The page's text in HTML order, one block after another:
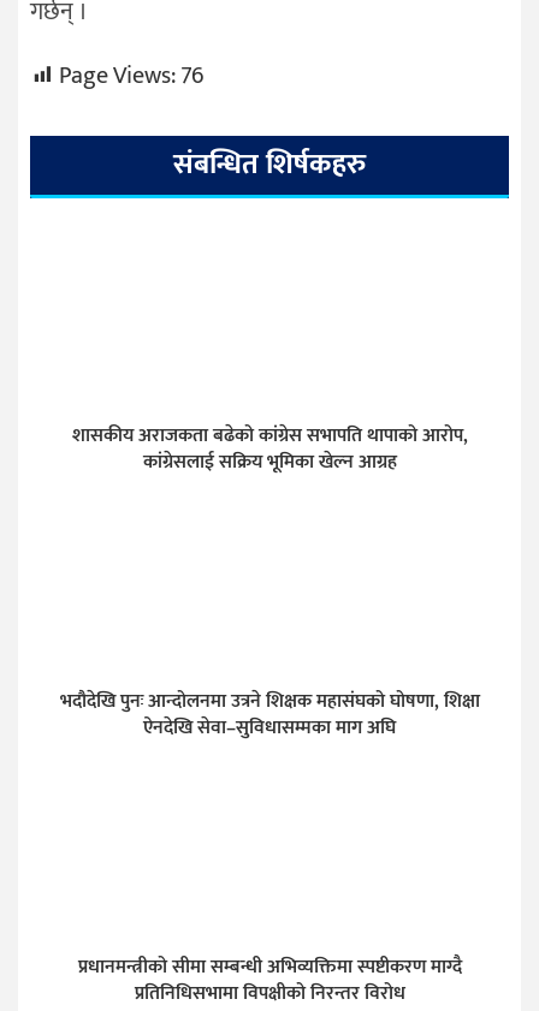
गर्छन् ।
Page Views:76
संबन्धित शिर्षकहरु
शासकीय अराजकता बढेको कांग्रेस सभापति थापाको आरोप,
कांग्रेसलाई सक्रिय भूमिका खेल्न आग्रह
भदौदेखि पुनः आन्दोलनमा उत्रने शिक्षक महासंघको घोषणा, शिक्षा
ऐनदेखि सेवा–सुविधासम्मका माग अघि
प्रधानमन्त्रीको सीमा सम्बन्धी अभिव्यक्तिमा स्पष्टीकरण माग्दै
प्रतिनिधिसभामा विपक्षीको निरन्तर विरोध